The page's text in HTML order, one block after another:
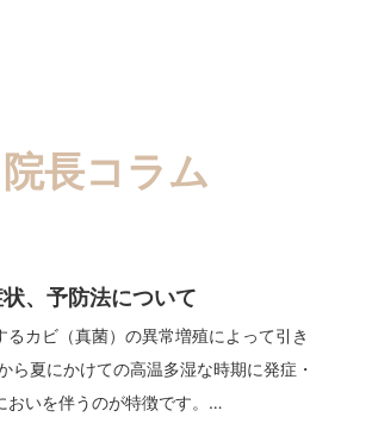
院長コラム
、予防法について
カビ（真菌）の異常増殖によって引き
ら夏にかけての高温多湿な時期に発症・
おいを伴うのが特徴です。…